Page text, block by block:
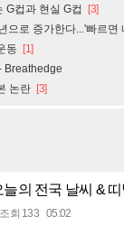
G컵과 현실 G컵 [3]
으로 증가한다...'빠르면
동 [1]
Breathedge
논란 [3]
늘의 전국 날씨 & 띠
조회 133 05:02